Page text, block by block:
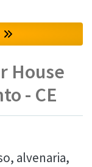
House
- CE
alvenaria,